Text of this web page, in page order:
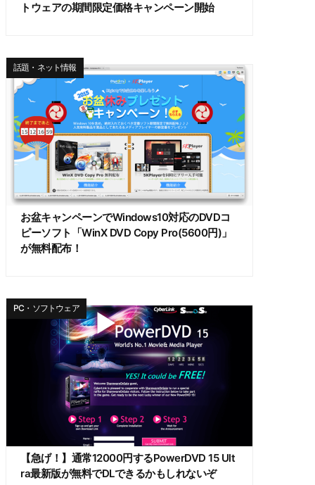
トウェアの期間限定価格キャンペーン開始
お盆キャンペーンでWindows10対応のDVDコ
ピーソフト「WinX DVD Copy Pro(5600円)」
が無料配布！
話題・ネット情報
【急げ！】通常12000円するPowerDVD 15 Ult
ra最新版が無料でDLできるかもしれないぞ
PC・ソフトウェア